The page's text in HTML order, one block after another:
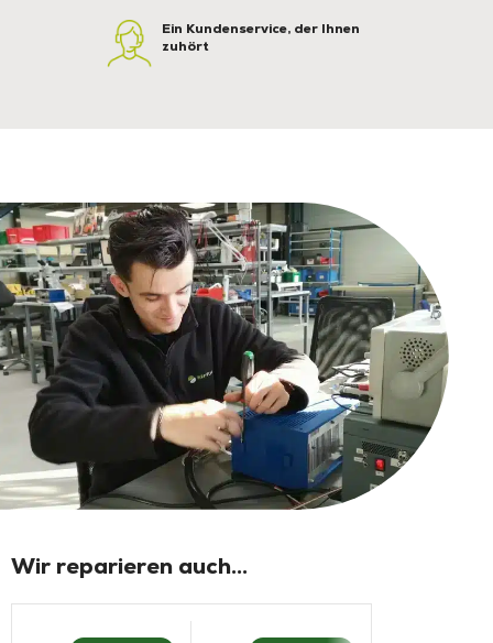
Ein Kundenservice, der Ihnen
zuhört
Wir reparieren auch...